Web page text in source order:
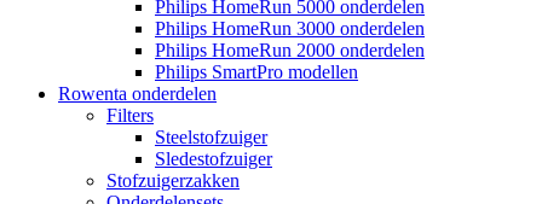
Philips HomeRun 5000 onderdelen
Philips HomeRun 3000 onderdelen
Philips HomeRun 2000 onderdelen
Philips SmartPro modellen
Rowenta onderdelen
Filters
Steelstofzuiger
Sledestofzuiger
Stofzuigerzakken